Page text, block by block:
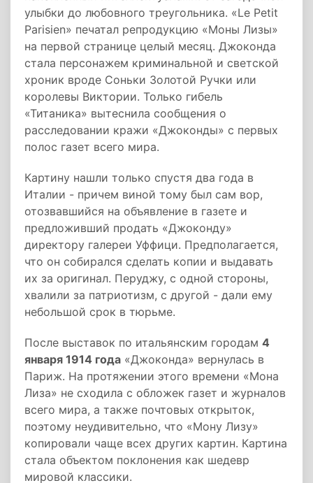
улыбки до любовного треугольника. «Le Petit
Parisien» печатал репродукцию «Моны Лизы»
на первой странице целый месяц. Джоконда
стала персонажем криминальной и светской
хроник вроде Соньки Золотой Ручки или
королевы Виктории. Только гибель
«Титаника» вытеснила сообщения о
расследовании кражи «Джоконды» с первых
полос газет всего мира.
Картину нашли только спустя два года в
Италии - причем виной тому был сам вор,
отозвавшийся на объявление в газете и
предложивший продать «Джоконду»
директору галереи Уффици. Предполагается,
что он собирался сделать копии и выдавать
их за оригинал. Перуджу, с одной стороны,
хвалили за патриотизм, с другой - дали ему
небольшой срок в тюрьме.
После выставок по итальянским городам 4
января 1914 года «Джоконда» вернулась в
Париж. На протяжении этого времени «Мона
Лиза» не сходила с обложек газет и журналов
всего мира, а также почтовых открыток,
поэтому неудивительно, что «Мону Лизу»
копировали чаще всех других картин. Картина
стала объектом поклонения как шедевр
мировой классики.